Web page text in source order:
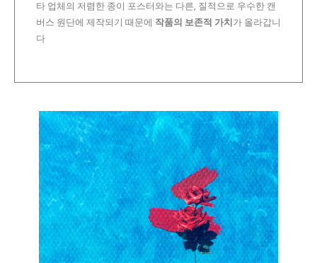
타 업체의 저렴한 종이 포스터와는 다른, 질적으로 우수한 캔
버스 원단에 제작되기 때문에 작품의 보존적 가치 가 올라갑니
다